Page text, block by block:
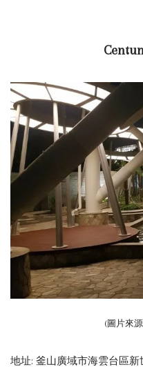
(圖片來源
地址: 釜山廣域市海雲台區